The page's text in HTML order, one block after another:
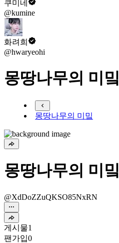
쿠미네
@kumine
화려희
@hwaryeohi
몽땅나무의 미밐
몽땅나무의 미밐
몽땅나무의 미밐
@XdDoZZuQKSO85NxRN
게시물1
팬가입0